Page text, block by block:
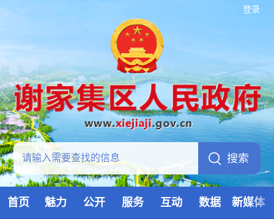
登录
首页 魅力 公开 服务 互动 数据 新媒体